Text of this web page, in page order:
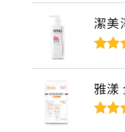
5
潔美
5
雅漾